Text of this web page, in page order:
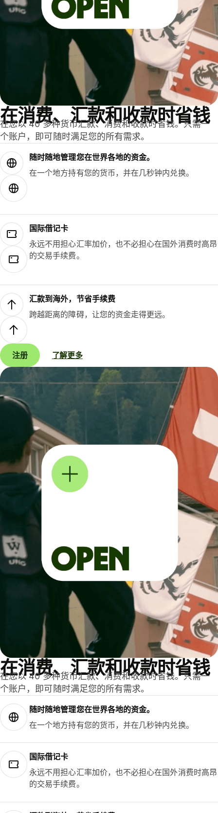
在消费、汇款和收款时省钱
在您以 40 多种货币汇款、消费和收款时省钱。只需一
个账户，即可随时满足您的所有需求。
随时随地管理您在世界各地的资金。
在一个地方持有您的货币，并在几秒钟内兑换。
国际借记卡
永远不用担心汇率加价，也不必担心在国外消费时高昂
的交易手续费。
汇款到海外，节省手续费
跨越距离的障碍，让您的资金走得更远。
注册 了解更多
在消费、汇款和收款时省钱
在您以 40 多种货币汇款、消费和收款时省钱。只需一
个账户，即可随时满足您的所有需求。
随时随地管理您在世界各地的资金。
在一个地方持有您的货币，并在几秒钟内兑换。
国际借记卡
永远不用担心汇率加价，也不必担心在国外消费时高昂
的交易手续费。